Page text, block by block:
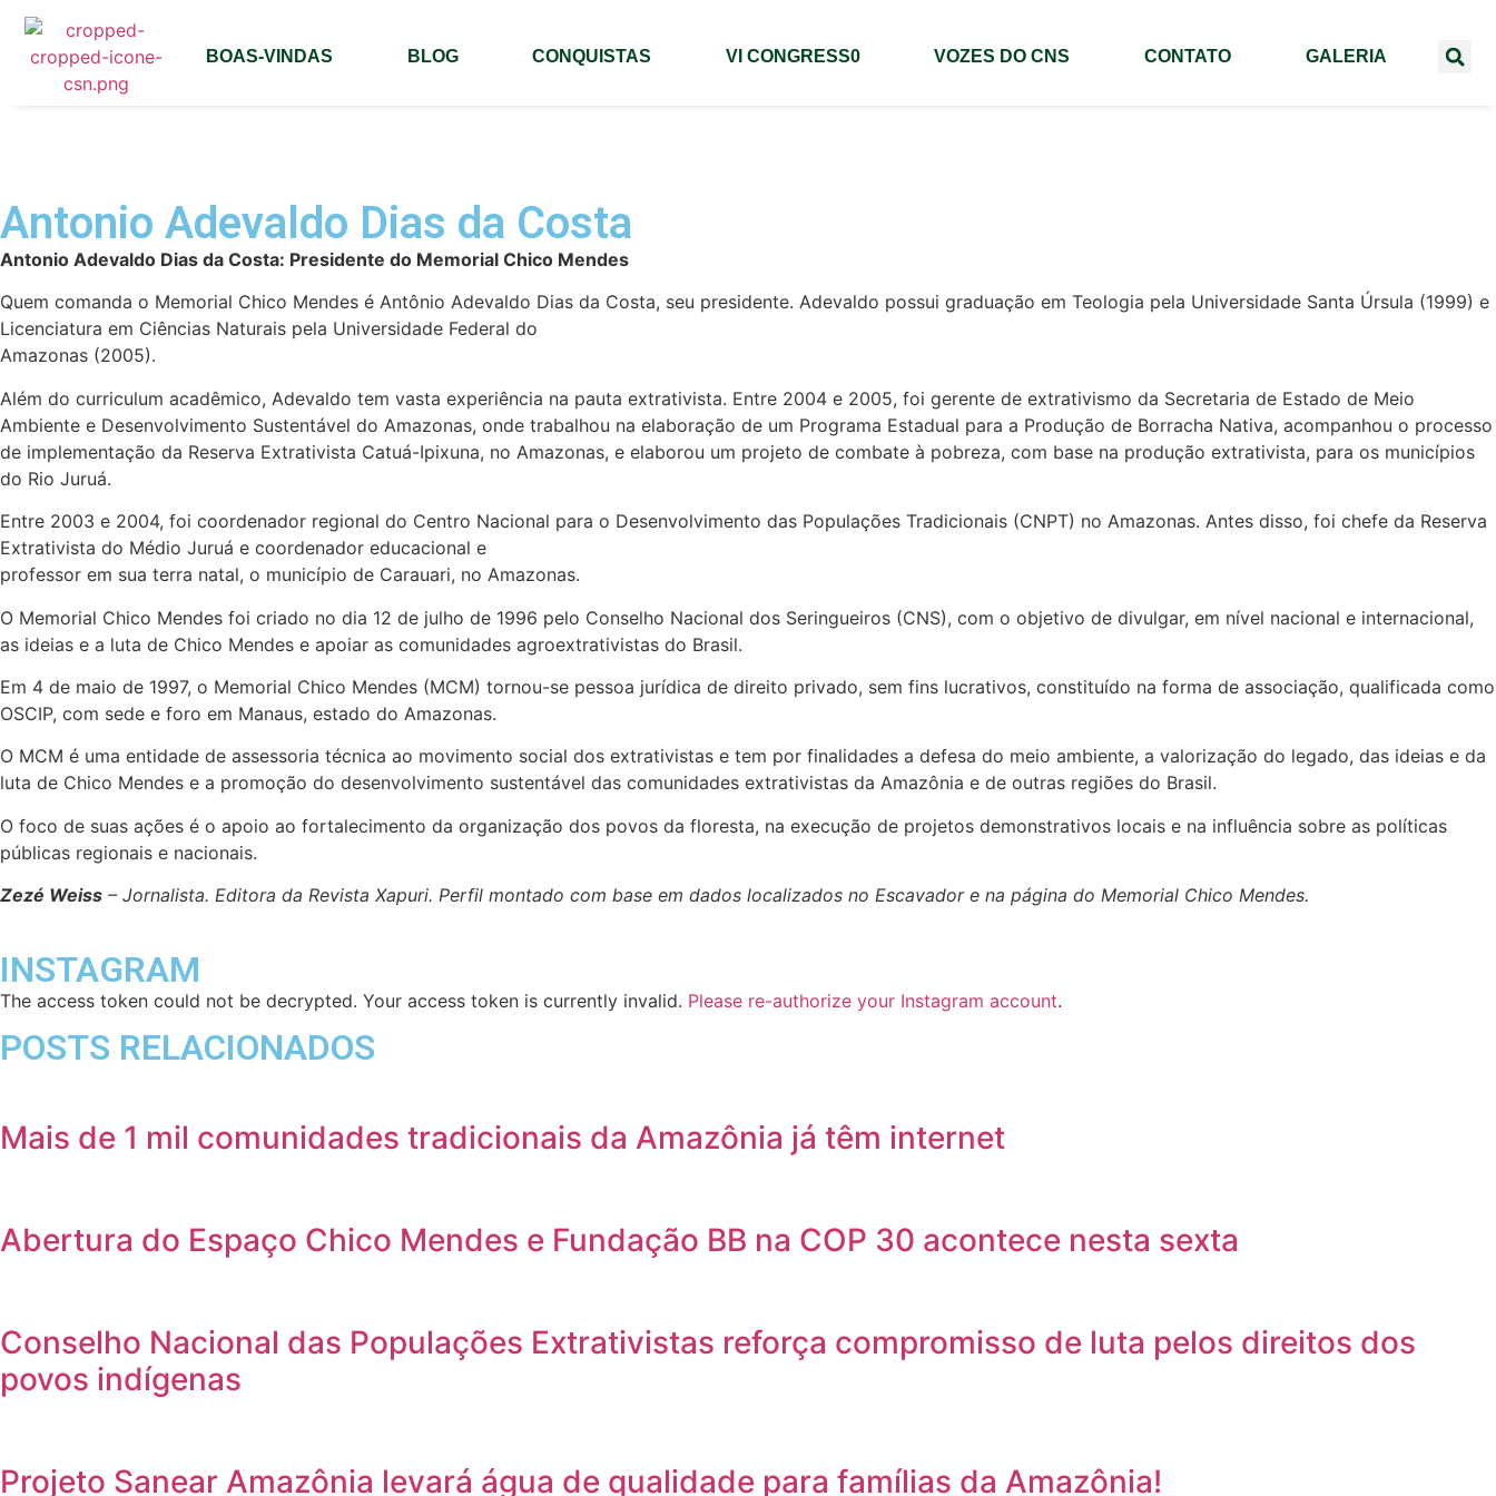
BOAS-VINDAS BLOG CONQUISTAS VI CONGRESS0 VOZES DO CNS CONTATO GALERIA
Antonio Adevaldo Dias da Costa
Antonio Adevaldo Dias da Costa: Presidente do Memorial Chico Mendes
Quem comanda o Memorial Chico Mendes é Antônio Adevaldo Dias da Costa, seu presidente. Adevaldo possui graduação em Teologia pela Universidade Santa Úrsula (1999) e
Licenciatura em Ciências Naturais pela Universidade Federal do
Amazonas (2005).
Além do curriculum acadêmico, Adevaldo tem vasta experiência na pauta extrativista. Entre 2004 e 2005, foi gerente de extrativismo da Secretaria de Estado de Meio
Ambiente e Desenvolvimento Sustentável do Amazonas, onde trabalhou na elaboração de um Programa Estadual para a Produção de Borracha Nativa, acompanhou o processo
de implementação da Reserva Extrativista Catuá-Ipixuna, no Amazonas, e elaborou um projeto de combate à pobreza, com base na produção extrativista, para os municípios
do Rio Juruá.
Entre 2003 e 2004, foi coordenador regional do Centro Nacional para o Desenvolvimento das Populações Tradicionais (CNPT) no Amazonas. Antes disso, foi chefe da Reserva
Extrativista do Médio Juruá e coordenador educacional e
professor em sua terra natal, o município de Carauari, no Amazonas.
O Memorial Chico Mendes foi criado no dia 12 de julho de 1996 pelo Conselho Nacional dos Seringueiros (CNS), com o objetivo de divulgar, em nível nacional e internacional,
as ideias e a luta de Chico Mendes e apoiar as comunidades agroextrativistas do Brasil.
Em 4 de maio de 1997, o Memorial Chico Mendes (MCM) tornou-se pessoa jurídica de direito privado, sem fins lucrativos, constituído na forma de associação, qualificada como
OSCIP, com sede e foro em Manaus, estado do Amazonas.
O MCM é uma entidade de assessoria técnica ao movimento social dos extrativistas e tem por finalidades a defesa do meio ambiente, a valorização do legado, das ideias e da
luta de Chico Mendes e a promoção do desenvolvimento sustentável das comunidades extrativistas da Amazônia e de outras regiões do Brasil.
O foco de suas ações é o apoio ao fortalecimento da organização dos povos da floresta, na execução de projetos demonstrativos locais e na influência sobre as políticas
públicas regionais e nacionais.
Zezé Weiss – Jornalista. Editora da Revista Xapuri. Perfil montado com base em dados localizados no Escavador e na página do Memorial Chico Mendes.
INSTAGRAM
The access token could not be decrypted. Your access token is currently invalid. Please re-authorize your Instagram account.
POSTS RELACIONADOS
Mais de 1 mil comunidades tradicionais da Amazônia já têm internet
Abertura do Espaço Chico Mendes e Fundação BB na COP 30 acontece nesta sexta
Conselho Nacional das Populações Extrativistas reforça compromisso de luta pelos direitos dos
povos indígenas
Projeto Sanear Amazônia levará água de qualidade para famílias da Amazônia!